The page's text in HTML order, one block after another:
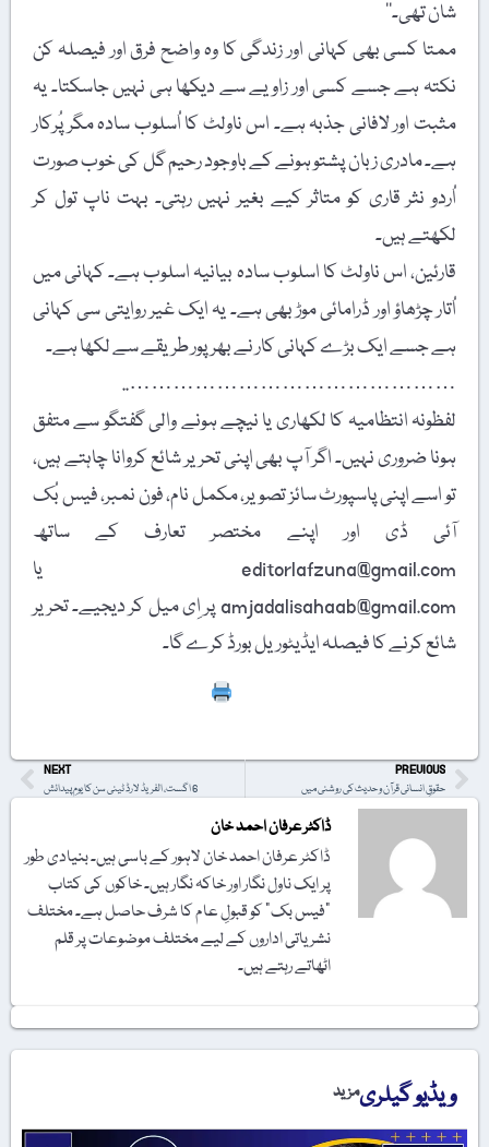
شان تھی۔‘‘
ممتا کسی بھی کہانی اور زندگی کا وہ واضح فرق اور فیصلہ کن
نکتہ ہے جسے کسی اور زاویے سے دیکھا ہی نہیں جاسکتا۔ یہ
مثبت اور لافانی جذبہ ہے۔ اس ناولٹ کا اُسلوب سادہ مگر پُرکار
ہے۔ مادری زبان پشتو ہونے کے باوجود رحیم گل کی خوب صورت
اُردو نثر قاری کو متاثر کیے بغیر نہیں رہتی۔ بہت ناپ تول کر
لکھتے ہیں۔
قارئین، اس ناولٹ کا اسلوب سادہ بیانیہ اسلوب ہے۔ کہانی میں
اُتار چڑھاؤ اور ڈرامائی موڑ بھی ہے۔ یہ ایک غیر روایتی سی کہانی
ہے جسے ایک بڑے کہانی کار نے بھرپور طریقے سے لکھا ہے۔
………………………………………..
لفظونہ انتظامیہ کا لکھاری یا نیچے ہونے والی گفتگو سے متفق
ہونا ضروری نہیں۔ اگر آپ بھی اپنی تحریر شائع کروانا چاہتے ہیں،
تو اسے اپنی پاسپورٹ سائز تصویر، مکمل نام، فون نمبر، فیس بُک
آئی ڈی اور اپنے مختصر تعارف کے ساتھ
editorlafzuna@gmail.com یا
amjadalisahaab@gmail.com پر اِی میل کر دیجیے۔ تحریر
شائع کرنے کا فیصلہ ایڈیٹوریل بورڈ کرے گا۔
PREVIOUS
حقوقِ انسانی قرآن و حدیث کی روشنی میں
NEXT
6 اگست، الفریڈ لارڈ ٹینی سن کا یومِ پیدائش
ڈاکٹر عرفان احمد خان
ڈاکٹر عرفان احمد خان لاہور کے باسی ہیں۔ بنیادی طور
پر ایک ناول نگار اور خاکہ نگار ہیں۔ خاکوں کی کتاب
"فیس بک" کو قبولِ عام کا شرف حاصل ہے۔ مختلف
نشریاتی اداروں کے لیے مختلف موضوعات پر قلم
اٹھاتے رہتے ہیں۔
ویڈیو گیلریمزید